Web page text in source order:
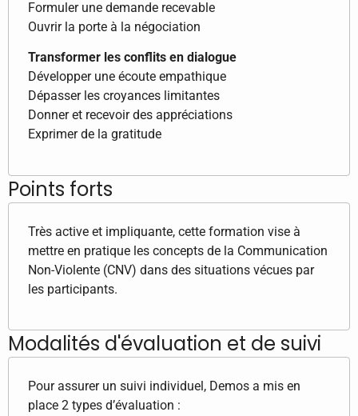
Formuler une demande recevable
Ouvrir la porte à la négociation
Transformer les conflits en dialogue
Développer une écoute empathique
Dépasser les croyances limitantes
Donner et recevoir des appréciations
Exprimer de la gratitude
Points forts
Très active et impliquante, cette formation vise à
mettre en pratique les concepts de la Communication
Non-Violente (CNV) dans des situations vécues par
les participants.
Modalités d'évaluation et de suivi
Pour assurer un suivi individuel, Demos a mis en
place 2 types d’évaluation :